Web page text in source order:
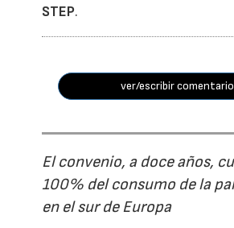
STEP.
ver/escribir
El convenio, a doce años,
100% del consumo de la
en el sur de Europa